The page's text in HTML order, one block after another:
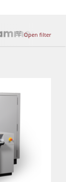
Open filter